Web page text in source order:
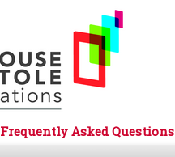
Frequently Asked Questions